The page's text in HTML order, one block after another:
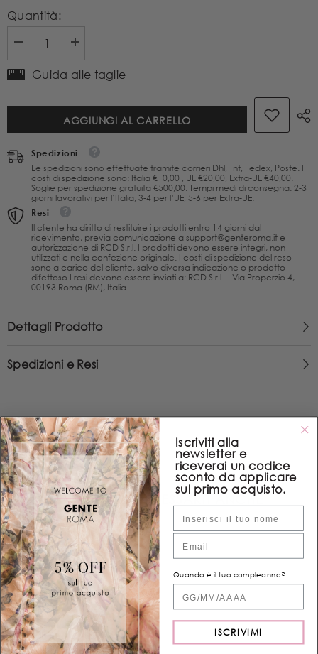
Quantità:
Diminuire
quantità
per
Idratante
Frequenti
250
Aumenta
quantità
Idratante
Lavaggi
Frequenti
Puntozero
250
ml
Guida alle taglie
AGGIUNGI AL CARRELLO
Spedizioni
Le spedizioni sono effettuate tramite corrieri Dhl, Tnt, Fedex, Poste. I
costi di spedizione sono: Italia €10,00 , UE €20,00, Extra-UE €40,00.
Soglie per spedizione gratuita €500,00. Tempi medi di consegna: 2-3
giorni lavorativi per l’Italia, 3-4 per l’UE, 5-6 per Extra-UE.
Resi
Il cliente ha diritto di restituire i prodotti entro 14 giorni dal
ricevimento, previa comunicazione a support@genteroma.it e
autorizzazione di RCD S.r.l. I prodotti devono essere integri, non
utilizzati e nella confezione originale. I costi di spedizione del reso
sono a carico del cliente, salvo diversa indicazione o prodotto
difettoso.I resi devono essere inviati a: RCD S.r.l. – Via Properzio 4,
00193 Roma (RM), Italia.
Dettagli Prodotto
Spedizioni e Resi
POTREBBE INTERESSARTI ANCHE
Iscriviti alla
newsletter e
riceverai un codice
sconto da applicare
sul primo acquisto.
Quando è il tuo compleanno?
ISCRIVIMI